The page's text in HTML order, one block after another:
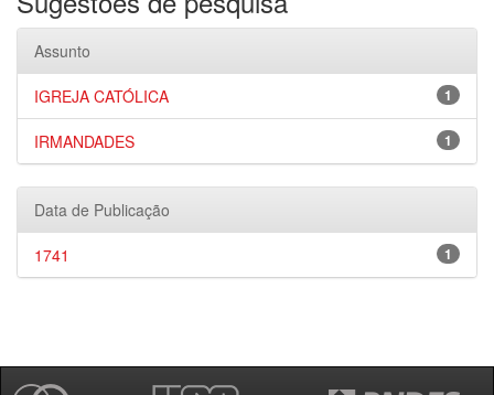
Assunto
1
IGREJA CATÓLICA
1
IRMANDADES
Data de Publicação
1
1741